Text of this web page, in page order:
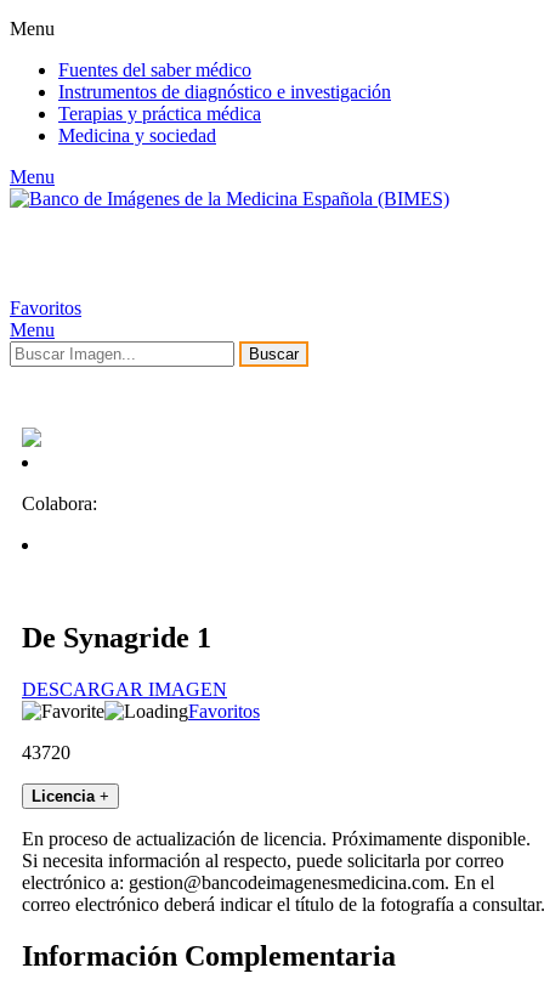
Menu
Fuentes del saber médico
Instrumentos de diagnóstico e investigación
Terapias y práctica médica
Medicina y sociedad
Menu
Favoritos
Menu
Buscar
Colabora:
De Synagride 1
DESCARGAR IMAGEN
Favoritos
43720
Licencia +
En proceso de actualización de licencia. Próximamente disponible.
Si necesita información al respecto, puede solicitarla por correo
electrónico a: gestion@bancodeimagenesmedicina.com. En el
correo electrónico deberá indicar el título de la fotografía a consultar.
Información Complementaria